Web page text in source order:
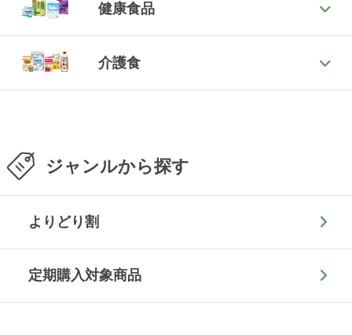
健康食品
介護食
ジャンルから探す
よりどり割
定期購入対象商品